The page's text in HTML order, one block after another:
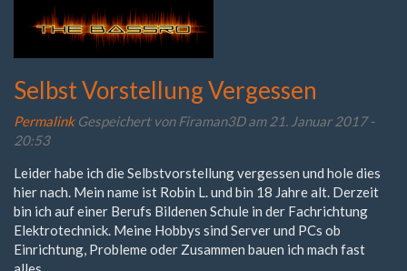
Selbst Vorstellung Vergessen
Permalink Gespeichert vonFiraman3Dam 21. Januar 2017 -
20:53
Leider habe ich die Selbstvorstellung vergessen und hole dies
hier nach. Mein name ist Robin L. und bin 18 Jahre alt. Derzeit
bin ich auf einer Berufs Bildenen Schule in der Fachrichtung
Elektrotechnick. Meine Hobbys sind Server und PCs ob
Einrichtung, Probleme oder Zusammen bauen ich mach fast